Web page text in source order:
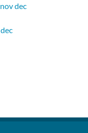
novdec
dec